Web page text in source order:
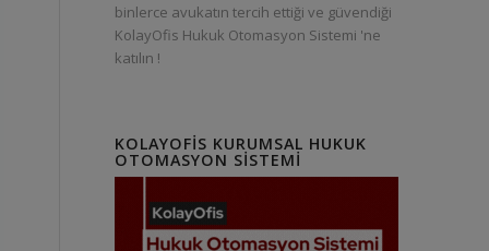
binlerce avukatın tercih ettiği ve güvendiği
KolayOfis Hukuk Otomasyon Sistemi 'ne
katılın !
KOLAYOFIS KURUMSAL HUKUK
OTOMASYON SISTEMI